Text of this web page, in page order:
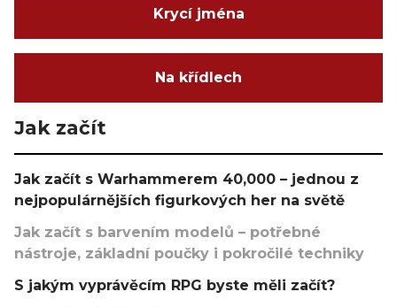
Krycí jména
Na křídlech
Jak začít
Jak začít s Warhammerem 40,000 – jednou z
nejpopulárnějších figurkových her na světě
Jak začít s barvením modelů – potřebné
nástroje, základní poučky i pokročilé techniky
S jakým vyprávěcím RPG byste měli začít?